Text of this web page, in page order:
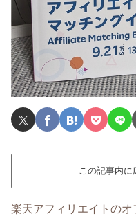
この記事内に
楽天アフィリエイトの